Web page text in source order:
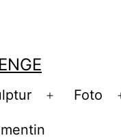
Menü
Foto